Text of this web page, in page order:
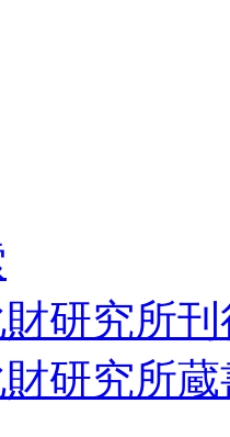
研究所
研究所